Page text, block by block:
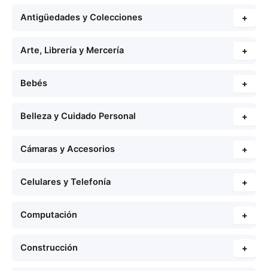
Antigüedades y Colecciones +
Arte, Librería y Mercería +
Bebés +
Belleza y Cuidado Personal +
Cámaras y Accesorios +
Celulares y Telefonía +
Computación +
Construcción +